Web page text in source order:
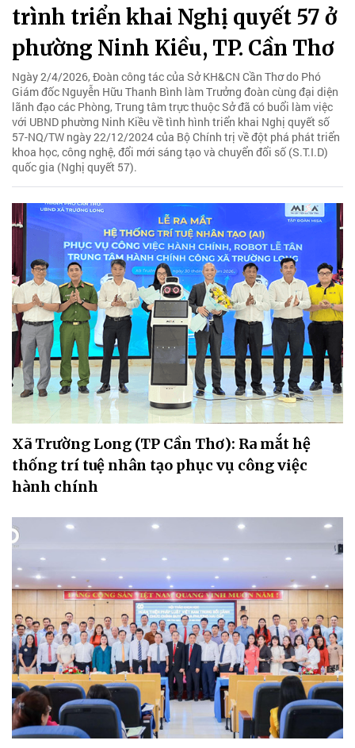
trình triển khai Nghị quyết 57 ở
phường Ninh Kiều, TP. Cần Thơ
Ngày 2/4/2026, Đoàn công tác của Sở KH&CN Cần Thơ do Phó
Giám đốc Nguyễn Hữu Thanh Bình làm Trưởng đoàn cùng đại diện
lãnh đạo các Phòng, Trung tâm trực thuộc Sở đã có buổi làm việc
với UBND phường Ninh Kiều về tình hình triển khai Nghị quyết số
57-NQ/TW ngày 22/12/2024 của Bộ Chính trị về đột phá phát triển
khoa học, công nghệ, đổi mới sáng tạo và chuyển đổi số (S.T.I.D)
quốc gia (Nghị quyết 57).
Xã Trường Long (TP Cần Thơ): Ra mắt hệ
thống trí tuệ nhân tạo phục vụ công việc
hành chính